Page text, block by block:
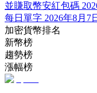
並賺取幣安紅包碼
每日單字 2026年8月7
加密貨幣排名
新幣榜
趨勢榜
漲幅榜